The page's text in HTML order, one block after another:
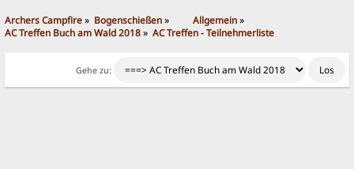
Archers Campfire» Bogenschießen»
	Allgemein
»
AC Treffen Buch am Wald 2018» AC Treffen - Teilnehmerliste
Gehe zu: